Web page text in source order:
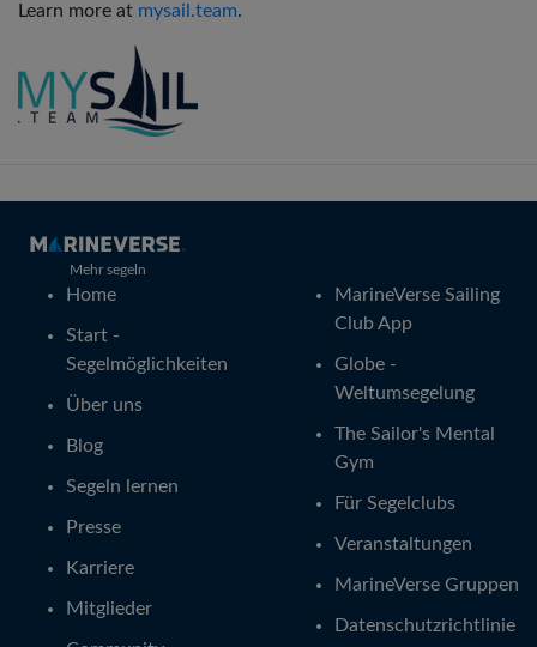
Learn more at mysail.team.
Mehr segeln
Home
Start -
Segelmöglichkeiten
Über uns
Blog
Segeln lernen
Presse
Karriere
Mitglieder
MarineVerse Sailing
Club App
Globe -
Weltumsegelung
The Sailor's Mental
Gym
Für Segelclubs
Veranstaltungen
MarineVerse Gruppen
Datenschutzrichtlinie